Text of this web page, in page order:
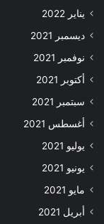
يناير 2022
ديسمبر 2021
نوفمبر 2021
أكتوبر 2021
سبتمبر 2021
أغسطس 2021
يوليو 2021
يونيو 2021
مايو 2021
أبريل 2021